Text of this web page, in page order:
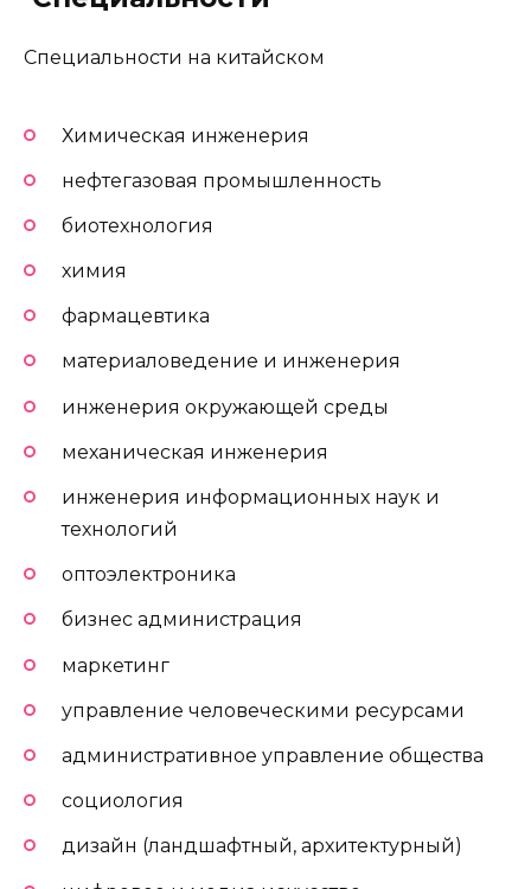
Специальности на китайском
Химическая инженерия
нефтегазовая промышленность
биотехнология
химия
фармацевтика
материаловедение и инженерия
инженерия окружающей среды
механическая инженерия
инженерия информационных наук и
технологий
оптоэлектроника
бизнес администрация
маркетинг
управление человеческими ресурсами
административное управление общества
социология
дизайн (ландшафтный, архитектурный)